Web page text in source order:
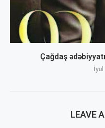
Çağdaş
İyul
LEAVE